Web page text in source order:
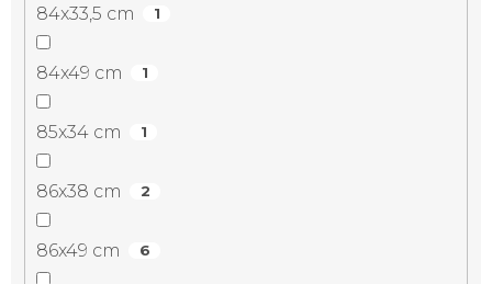
84x33,5 cm 1
84x49 cm 1
85x34 cm 1
86x38 cm 2
86x49 cm 6